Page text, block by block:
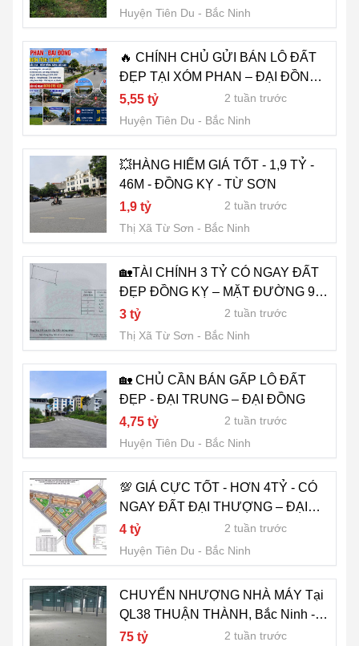
Huyện Tiên Du
Bắc Ninh
🔥 CHÍNH CHỦ GỬI BÁN LÔ ĐẤT
ĐẸP TẠI XÓM PHAN – ĐẠI ĐỒNG,
TIÊN DU, BẮC NINH 🔥
5,55 tỷ
2 tuần trước
Huyện Tiên Du
Bắc Ninh
💥HÀNG HIẾM GIÁ TỐT - 1,9 TỶ -
46M - ĐỒNG KỴ - TỪ SƠN
1,9 tỷ
2 tuần trước
Thị Xã Từ Sơn
Bắc Ninh
🏡TÀI CHÍNH 3 TỶ CÓ NGAY ĐẤT
ĐẸP ĐỒNG KỴ – MẶT ĐƯỜNG 9M,
KINH DOANH TỐT
3 tỷ
2 tuần trước
Thị Xã Từ Sơn
Bắc Ninh
🏡 CHỦ CẦN BÁN GẤP LÔ ĐẤT
ĐẸP - ĐẠI TRUNG – ĐẠI ĐỒNG
4,75 tỷ
2 tuần trước
Huyện Tiên Du
Bắc Ninh
💯 GIÁ CỰC TỐT - HƠN 4TỶ - CÓ
NGAY ĐẤT ĐẠI THƯỢNG – ĐẠI
ĐỒNG (KHU 7,1HA)
4 tỷ
2 tuần trước
Huyện Tiên Du
Bắc Ninh
CHUYỂN NHƯỢNG NHÀ MÁY Tại
QL38 THUẬN THÀNH, Bắc Ninh -
Dòng Tiền 500Tr/Tháng
75 tỷ
2 tuần trước